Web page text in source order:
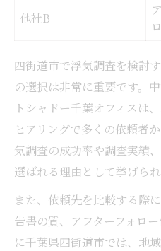
他社B
四街道市で浮気調査を検討
の選択は非常に重要です。
トシャドー千葉オフィスは
ヒアリングで多くの依頼者
気調査の成功率や調査実績
選ばれる理由として挙げられ
また、依頼先を比較する際
告書の質、アフターフォロ
に千葉県四街道市では、地